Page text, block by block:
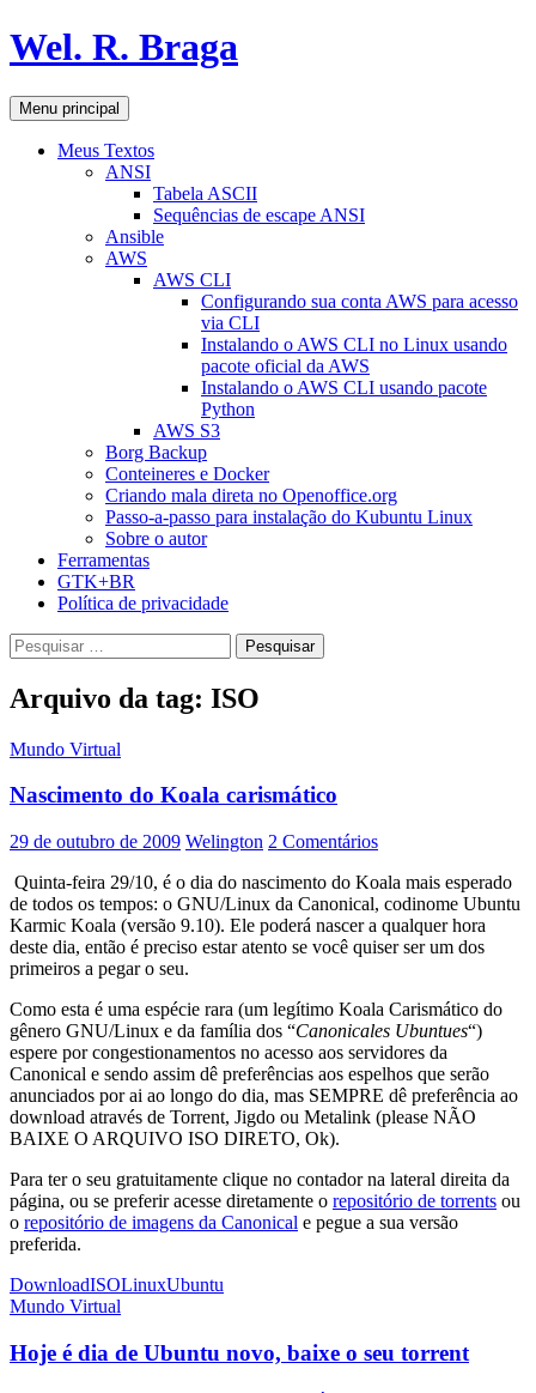
Pular
para
conteúdo
Wel. R. Braga
Pesquisar
Menu principal
Meus Textos
ANSI
Tabela ASCII
Sequências de escape ANSI
Ansible
AWS
AWS CLI
Configurando sua conta AWS para acesso
via CLI
Instalando o AWS CLI no Linux usando
pacote oficial da AWS
Instalando o AWS CLI usando pacote
Python
AWS S3
Borg Backup
Conteineres e Docker
Criando mala direta no Openoffice.org
Passo-a-passo para instalação do Kubuntu Linux
Sobre o autor
Ferramentas
GTK+BR
Política de privacidade
Pesquisar
por:
Arquivo da tag: ISO
Mundo Virtual
Nascimento do Koala carismático
29 de outubro de 2009 Welington 2 Comentários
Quinta-feira 29/10, é o dia do nascimento do Koala mais esperado
de todos os tempos: o GNU/Linux da Canonical, codinome Ubuntu
Karmic Koala (versão 9.10). Ele poderá nascer a qualquer hora
deste dia, então é preciso estar atento se você quiser ser um dos
primeiros a pegar o seu.
Como esta é uma espécie rara (um legítimo Koala Carismático do
gênero GNU/Linux e da família dos “Canonicales Ubuntues“)
espere por congestionamentos no acesso aos servidores da
Canonical e sendo assim dê preferências aos espelhos que serão
anunciados por ai ao longo do dia, mas SEMPRE dê preferência ao
download através de Torrent, Jigdo ou Metalink (please NÃO
BAIXE O ARQUIVO ISO DIRETO, Ok).
Para ter o seu gratuitamente clique no contador na lateral direita da
página, ou se preferir acesse diretamente o repositório de torrents ou
o repositório de imagens da Canonical e pegue a sua versão
preferida.
DownloadISOLinuxUbuntu
Mundo Virtual
Hoje é dia de Ubuntu novo, baixe o seu torrent